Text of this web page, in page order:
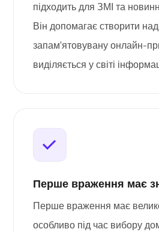
підходить для ЗМІ та
Він допомагає створити
запам'ятовувану онлайн-
виділяється у світі
Перше враження має
Перше враження має
особливо під час вибору